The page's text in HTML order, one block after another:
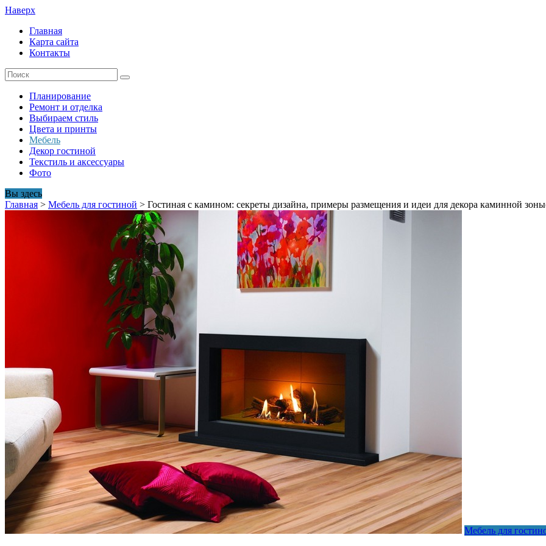
Наверх
Главная
Карта сайта
Контакты
Планирование
Ремонт и отделка
Выбираем стиль
Цвета и принты
Мебель
Декор гостиной
Текстиль и аксессуары
Фото
Вы здесь
Главная > Мебель для гостиной > Гостиная с камином: секреты дизайна, примеры размещения и идеи для декора каминной
Мебель для